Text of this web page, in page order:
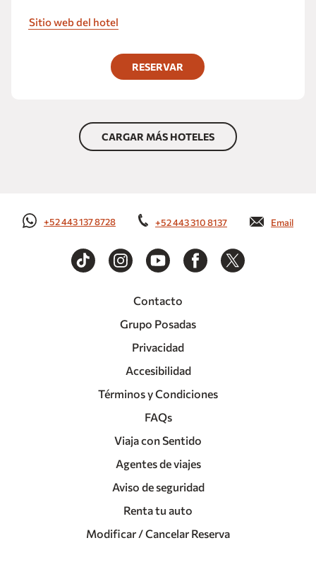
económica: vidrio, acero y concreto, convertirá en tu
con todo a la mano, ya que estarás en pleno corazón de
la tercera ciudad más importante de México.
Sitio web del hotel
RESERVAR
CARGAR MÁS HOTELES
+52 443 137 8728 +52 443 310 8137 Email
Contacto
Grupo Posadas
Privacidad
Accesibilidad
Términos y Condiciones
FAQs
Viaja con Sentido
Agentes de viajes
Aviso de seguridad
Renta tu auto
Modificar / Cancelar Reserva